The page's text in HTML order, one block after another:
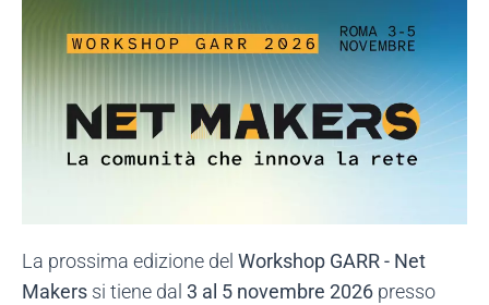
La prossima edizione del Workshop GARR - Net
Makers si tiene dal 3 al 5 novembre 2026 presso